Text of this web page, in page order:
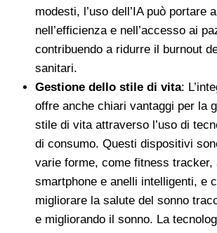
modesti, l’uso dell’IA può portare
nell’efficienza e nell’accesso ai
contribuendo a ridurre il burnout
sanitari.
Gestione dello stile di vita:
offre anche chiari vantaggi per la
stile di vita attraverso l’uso di
di consumo. Questi dispositivi
varie forme, come fitness tracker,
smartphone e anelli intelligenti, e
migliorare la salute del sonno
e migliorando il sonno. La